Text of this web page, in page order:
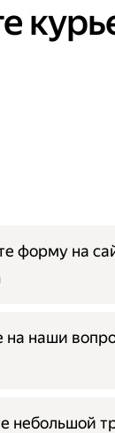
форму на
на наши
небольшой